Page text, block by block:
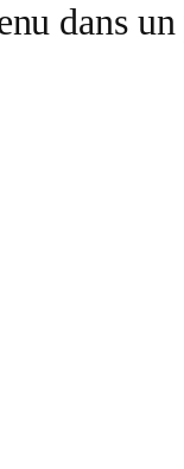
dans un